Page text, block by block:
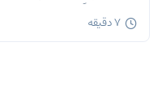
ریتم تند زندگی مدرن شهری
7 دقیقه